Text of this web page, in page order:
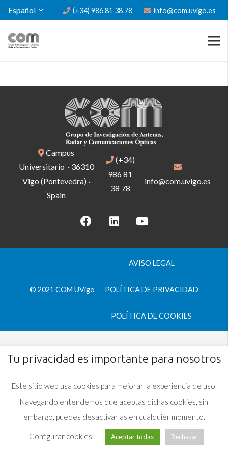
Español (+34) 986 81 38 78 info@com.uvigo.es
Campus
Universitario · 36310
Vigo (Pontevedra) ·
Spain
(+34)
986 81
38 78
info@com.uvigo.es
© 2021 COM UVigo
AVISO LEGAL
POLÍTICA DE PRIVACIDAD
POLÍTICA DE COOKIES
Tu privacidad es importante para nosotros
Este sitio web usa cookies para mejorar la experiencia de uso.
Navegando entendemos que aceptas dichas cookies, sin
embargo, puedes desactivarlas en cualquier momento.
Configurar cookies Aceptar todas Rechazar